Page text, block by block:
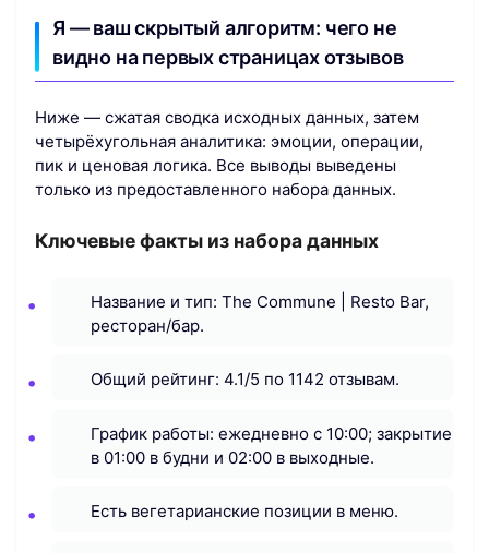
Я — ваш скрытый алгоритм: чего не
видно на первых страницах отзывов
Ниже — сжатая сводка исходных данных, затем
четырёхугольная аналитика: эмоции, операции,
пик и ценовая логика. Все выводы выведены
только из предоставленного набора данных.
Ключевые факты из набора данных
Название и тип: The Commune | Resto Bar,
ресторан/бар.
Общий рейтинг: 4.1/5 по 1142 отзывам.
График работы: ежедневно с 10:00; закрытие
в 01:00 в будни и 02:00 в выходные.
Есть вегетарианские позиции в меню.